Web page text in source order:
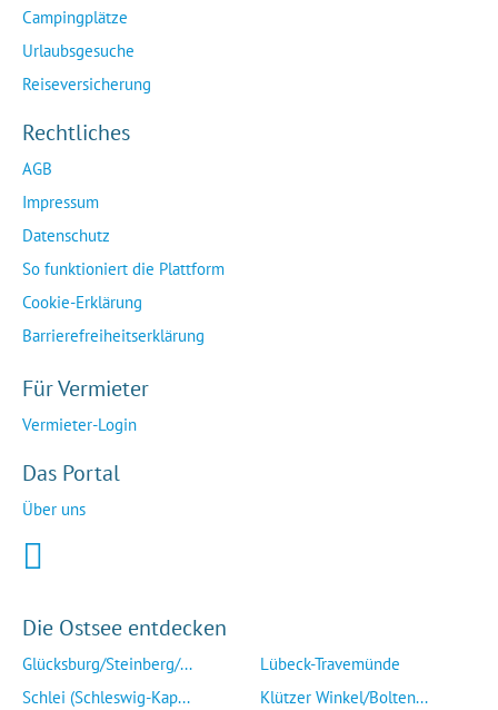
Campingplätze
Urlaubsgesuche
Reiseversicherung
Rechtliches
AGB
Impressum
Datenschutz
So funktioniert die Plattform
Cookie-Erklärung
Barrierefreiheitserklärung
Für Vermieter
Vermieter-Login
Das Portal
Über uns
Die Ostsee entdecken
Glücksburg/Steinberg/...
Schlei (Schleswig-Kap...
Lübeck-Travemünde
Klützer Winkel/Bolten...